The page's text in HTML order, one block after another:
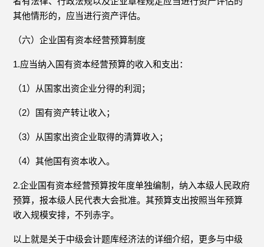
其他情形的，应当进行资产评估。
（六）企业国有资本经营预算制度
1.应当纳入国有资本经营预算的收入和支出：
（1）从国家出资企业分得的利润；
（2）国有资产转让收入；
（3）从国家出资企业取得的清算收入；
（4）其他国有资本收入。
2.企业国有资本经营预算按年度单独编制，纳入本级人民政府
预算，报本级人民代表大会批准。其预算支出按照当年预算
收入规模安排，不列赤字。
以上就是关于中级会计题库经济法的详细介绍，更多与中级